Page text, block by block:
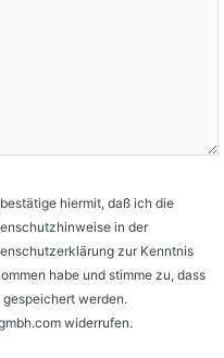
hiermit, daß ich die
in der
zur Kenntnis
habe und stimme zu, dass
werden.
widerrufen.